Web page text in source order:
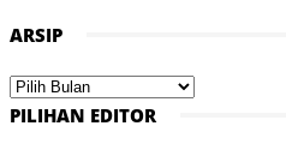
ARSIP
Arsip
PILIHAN EDITOR